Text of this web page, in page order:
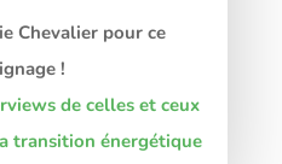
Chevalier pour ce
!
de celles et ceux
transition énergétique